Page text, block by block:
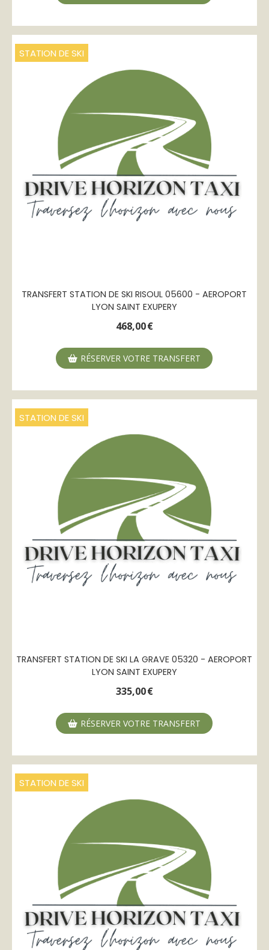
STATION DE SKI
TRANSFERT STATION DE SKI RISOUL 05600 - AEROPORT
LYON SAINT EXUPERY
468,00€
RÉSERVER VOTRE TRANSFERT
STATION DE SKI
TRANSFERT STATION DE SKI LA GRAVE 05320 - AEROPORT
LYON SAINT EXUPERY
335,00€
RÉSERVER VOTRE TRANSFERT
STATION DE SKI